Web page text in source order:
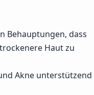
Behauptungen, dass
Haut zu
Akne unterstützend